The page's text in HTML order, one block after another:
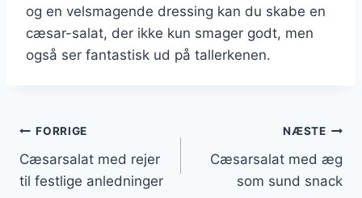
og en velsmagende dressing kan du skabe en
cæsar-salat, der ikke kun smager godt, men
også ser fantastisk ud på tallerkenen.
Indlægsnavigation
FORRIGE
Cæsarsalat med rejer
til festlige anledninger
NÆSTE
Cæsarsalat med æg
som sund snack